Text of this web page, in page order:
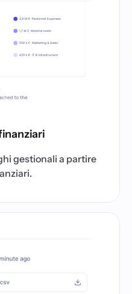
gestionali a partire